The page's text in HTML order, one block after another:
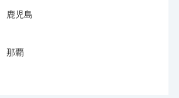
鹿児島
那覇